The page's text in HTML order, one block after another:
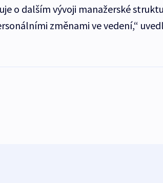
o dalším vývoji manažerské
změnami ve vedení,“